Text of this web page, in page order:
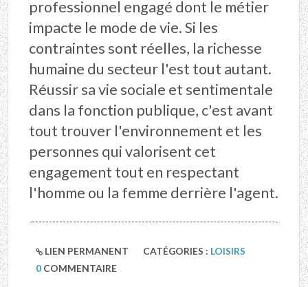
professionnel engagé dont le métier
impacte le mode de vie. Si les
contraintes sont réelles, la richesse
humaine du secteur l'est tout autant.
Réussir sa vie sociale et sentimentale
dans la fonction publique, c'est avant
tout trouver l'environnement et les
personnes qui valorisent cet
engagement tout en respectant
l'homme ou la femme derrière l'agent.
LIEN PERMANENT CATÉGORIES : LOISIRS
0 COMMENTAIRE